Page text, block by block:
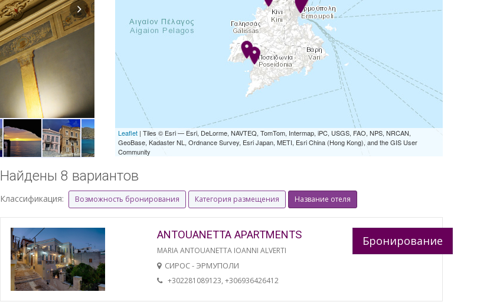
ES
syros_vaporia_F268133321.jpg
Leaflet | Tiles © Esri — Esri, DeLorme, NAVTEQ, TomTom, Intermap, iPC, USGS, FAO, NPS, NRCAN,
GeoBase, Kadaster NL, Ordnance Survey, Esri Japan, METI, Esri China (Hong Kong), and the GIS User
Community
Найдены 8 вариантов
Классификация: Возможность бронирования Категория размещения Название отеля
ANTOUANETTA APARTMENTS
MARIA ANTOUANETTA IOANNI ALVERTI
СИРОС - ЭРМУПОЛИ
+302281089123, +306936426412
Бронирование